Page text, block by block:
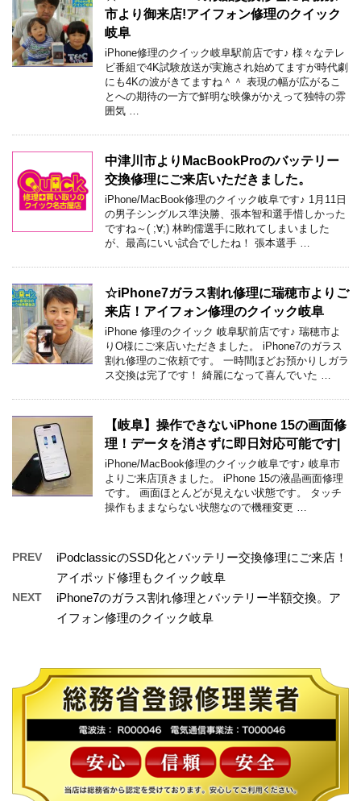
市より御来店!アイフォン修理のクイック
岐阜
iPhone修理のクイック岐阜駅前店です♪ 様々なテレ
ビ番組で4K試験放送が実施され始めてますが時代劇
にも4Kの波がきてますね＾＾ 表現の幅が広がるこ
とへの期待の一方で鮮明な映像がかえって独特の雰
囲気 …
中津川市よりMacBookProのバッテリー
交換修理にご来店いただきました。
iPhone/MacBook修理のクイック岐阜です♪ 1月11日
の男子シングルス準決勝、張本智和選手惜しかった
ですね～( ;∀;) 林昀儒選手に敗れてしまいました
が、最高にいい試合でしたね！ 張本選手 …
☆iPhone7ガラス割れ修理に瑞穂市よりご
来店！アイフォン修理のクイック岐阜
iPhone 修理のクイック 岐阜駅前店です♪ 瑞穂市よ
りO様にご来店いただきました。 iPhone7のガラス
割れ修理のご依頼です。 一時間ほどお預かりしガラ
ス交換は完了です！ 綺麗になって喜んでいた …
【岐阜】操作できないiPhone 15の画面修
理！データを消さずに即日対応可能です|
iPhone/MacBook修理のクイック岐阜です♪ 岐阜市
よりご来店頂きました。 iPhone 15の液晶画面修理
です。 画面ほとんどが見えない状態です。 タッチ
操作もままならない状態なので機種変更 …
PREV
iPodclassicのSSD化とバッテリー交換修理にご来店！
アイポッド修理もクイック岐阜
NEXT
iPhone7のガラス割れ修理とバッテリー半額交換。ア
イフォン修理のクイック岐阜